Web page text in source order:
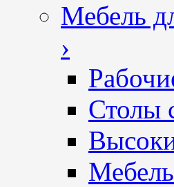
Мебель
›
Столы